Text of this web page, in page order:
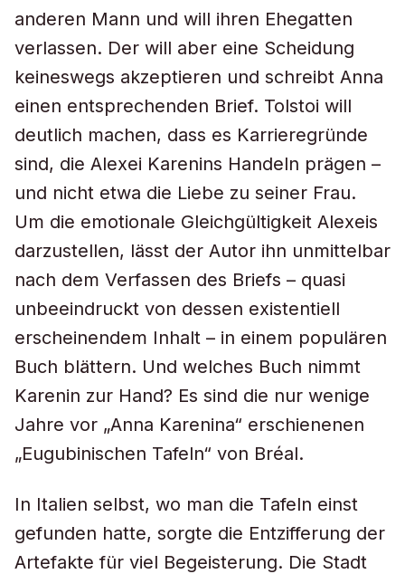
anderen Mann und will ihren Ehegatten
verlassen. Der will aber eine Scheidung
keineswegs akzeptieren und schreibt Anna
einen entsprechenden Brief. Tolstoi will
deutlich machen, dass es Karrieregründe
sind, die Alexei Karenins Handeln prägen –
und nicht etwa die Liebe zu seiner Frau.
Um die emotionale Gleichgültigkeit Alexeis
darzustellen, lässt der Autor ihn unmittelbar
nach dem Verfassen des Briefs – quasi
unbeeindruckt von dessen existentiell
erscheinendem Inhalt – in einem populären
Buch blättern. Und welches Buch nimmt
Karenin zur Hand? Es sind die nur wenige
Jahre vor „Anna Karenina“ erschienenen
„Eugubinischen Tafeln“ von Bréal.
In Italien selbst, wo man die Tafeln einst
gefunden hatte, sorgte die Entzifferung der
Artefakte für viel Begeisterung. Die Stadt